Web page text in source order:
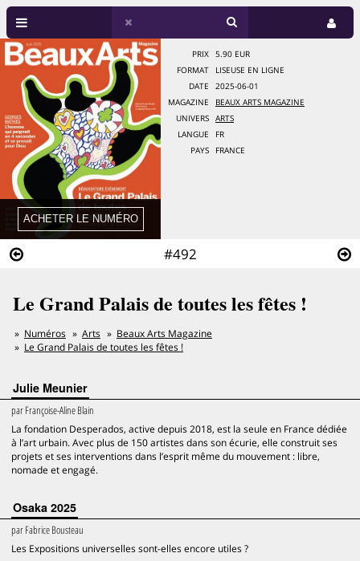
#492
PRIX
5.90 EUR
FORMAT
LISEUSE EN LIGNE
DATE
2025-06-01
MAGAZINE
BEAUX ARTS MAGAZINE
UNIVERS
ARTS
LANGUE
FR
PAYS
FRANCE
Le Grand Palais de toutes les fêtes !
Numéros Arts
Beaux Arts Magazine
Le Grand Palais de toutes les fêtes !
Julie Meunier
parFrançoise-Aline Blain
La fondation Desperados, active depuis 2018, est la seule en France dédiée
à l’art urbain. Avec plus de 150 artistes dans son écurie, elle construit ses
projets et ses interventions dans l’esprit même du mouvement : libre,
nomade et engagé.
Osaka 2025
parFabrice Bousteau
Les Expositions universelles sont-elles encore utiles ?